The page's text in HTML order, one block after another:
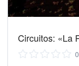
Circuitos: «La